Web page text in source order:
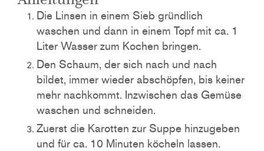
Die Linsen in einem Sieb gründlich
waschen und dann in einem Topf mit ca. 1
Liter Wasser zum Kochen bringen.
Den Schaum, der sich nach und nach
bildet, immer wieder abschöpfen, bis keiner
mehr nachkommt. Inzwischen das Gemüse
waschen und schneiden.
Zuerst die Karotten zur Suppe hinzugeben
und für ca. 10 Minuten köcheln lassen.